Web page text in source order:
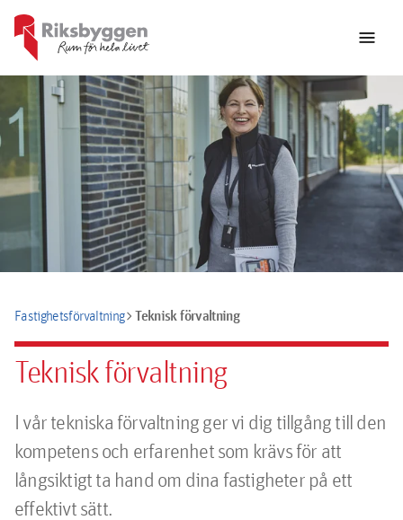
menu
Fastighetsförvaltningchevron_rightTeknisk förvaltning
Teknisk förvaltning
I vår tekniska förvaltning ger vi dig tillgång till den
kompetens och erfarenhet som krävs för att
långsiktigt ta hand om dina fastigheter på ett
effektivt sätt.